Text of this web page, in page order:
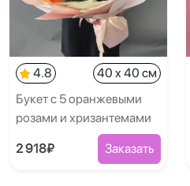
4.8
40 x 40 см
Букет с 5 оранжевыми
розами и хризантемами
2 918₽ Заказать